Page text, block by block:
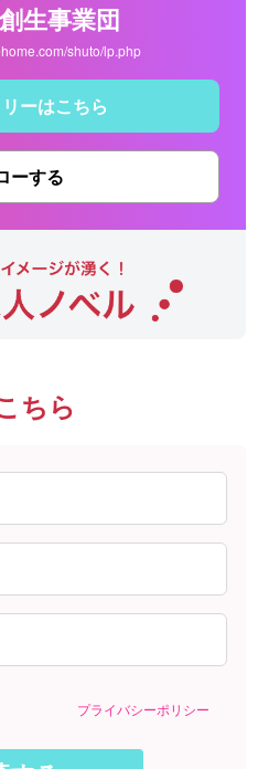
生事業団
shuto/lp.php
ーはこちら
ーする
ちら
プライバシーポリシー